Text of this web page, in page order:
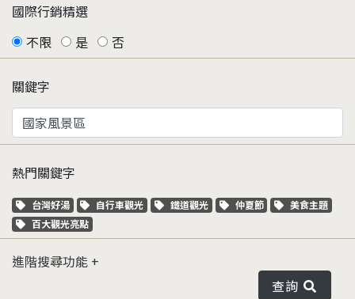
國際行銷精選
不限
是 否
關鍵字
熱門關鍵字
關鍵字標籤
台灣好湯 關鍵字標籤
自行車觀光 關鍵字標籤
鐵道觀光 關鍵字標籤
仲夏節 關鍵字標籤
美食主題
關鍵字標籤
百大觀光亮點
進階搜尋功能
查詢